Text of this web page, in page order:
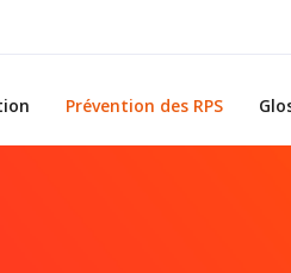
Prévention des RPS